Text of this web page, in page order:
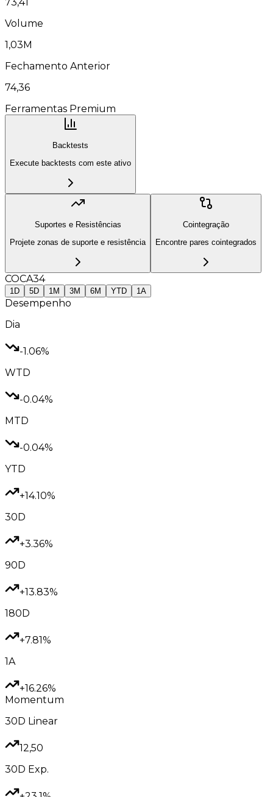
Volume
1,03M
Fechamento Anterior
74,36
Ferramentas Premium
Backtests
Execute backtests com este ativo
Suportes e Resistências
Projete zonas de suporte e resistência
Cointegração
Encontre pares cointegrados
COCA34
1D 5D 1M 3M 6M YTD 1A
Desempenho
Dia
-1.06%
WTD
-0.04%
MTD
-0.04%
YTD
+14.10%
30D
+3.36%
90D
+13.83%
180D
+7.81%
1A
+16.26%
Momentum
30D Linear
12,50
30D Exp.